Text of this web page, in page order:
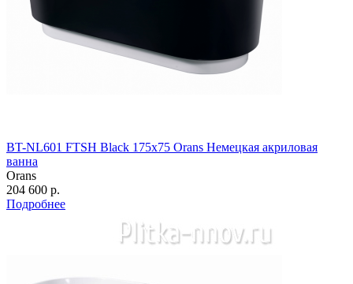
BT-NL601 FTSH Black 175х75 Orans Немецкая акриловая
ванна
Orans
204 600 р.
Подробнее